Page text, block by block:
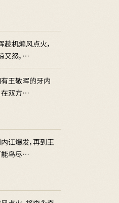
机煽风点火，
又怒，…
王敬晖的牙内
在双方…
讧爆发，再到王
能鸟尽…